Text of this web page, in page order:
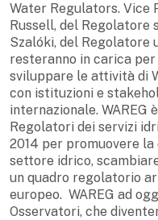
Water Regulators. Vice
Russell, del Regolatore
Szalóki, del Regolatore
resteranno in carica
sviluppare le attività di
con istituzioni e
internazionale. WAREG
Regolatori dei servizi
2014 per promuovere
settore idrico,
un quadro regolatorio
europeo. WAREG ad
Osservatori, che